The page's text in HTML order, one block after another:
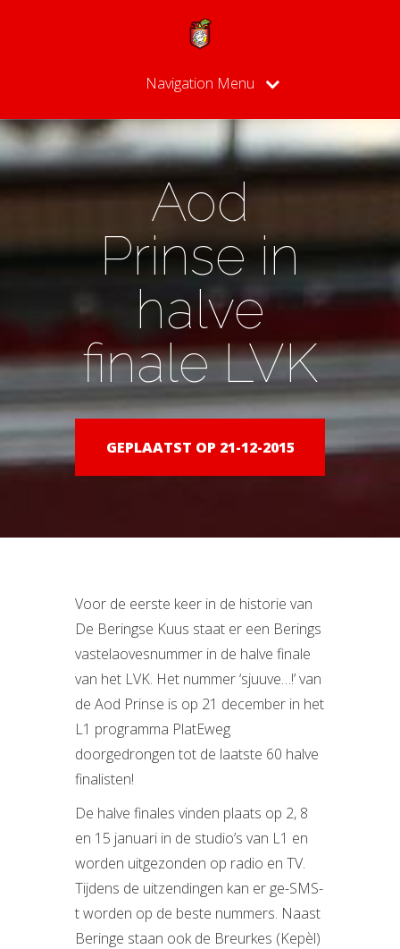
Navigation Menu
Aod
Prinse in
halve
finale LVK
GEPLAATST OP 21-12-2015
Voor de eerste keer in de historie van
De Beringse Kuus staat er een Berings
vastelaovesnummer in de halve finale
van het LVK. Het nummer ‘sjuuve…!’ van
de Aod Prinse is op 21 december in het
L1 programma PlatEweg
doorgedrongen tot de laatste 60 halve
finalisten!
De halve finales vinden plaats op 2, 8
en 15 januari in de studio’s van L1 en
worden uitgezonden op radio en TV.
Tijdens de uitzendingen kan er ge-SMS-
t worden op de beste nummers. Naast
Beringe staan ook de Breurkes (Kepèl)